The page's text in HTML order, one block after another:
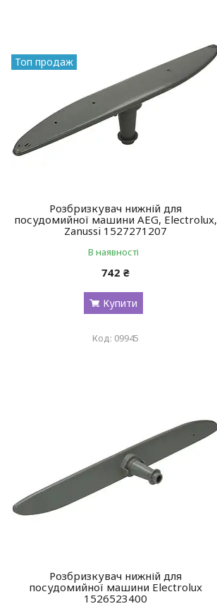
Топ продаж
Розбризкувач нижній для
посудомийної машини AEG, Electrolux,
Zanussi 1527271207
В наявності
742 ₴
Купити
09945
Розбризкувач нижній для
посудомийної машини Electrolux
1526523400